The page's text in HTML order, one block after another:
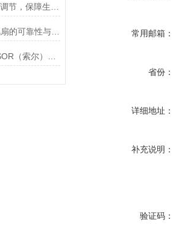
深入了解EBMPAPST 风扇的可靠性与耐用性 常用邮箱：
省份：
详细地址：
补充说明：
验证码：